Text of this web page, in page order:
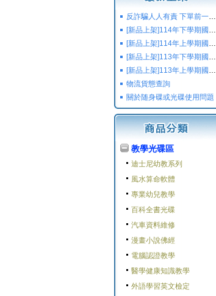
反詐騙人人有責 下單前一定要注意
[新品上架]114年下學期國小國中高中命題光碟,校用卷,習作
[新品上架]114年上學期國小國中高中命題光碟,校用卷,習作
[新品上架]113年下學期國小國中高中命題光碟,校用卷,習作
[新品上架]113年上學期國小國中高中命題光碟,校用卷,習作
物流貨態查詢
關於随身碟或光碟使用問題
教學光碟區
迪士尼幼教系列
風水算命軟體
專業幼兒教學
百科全書光碟
汽車資料維修
漫畫小說佛經
電腦認證教學
醫學健康知識教學
外語學習英文檢定